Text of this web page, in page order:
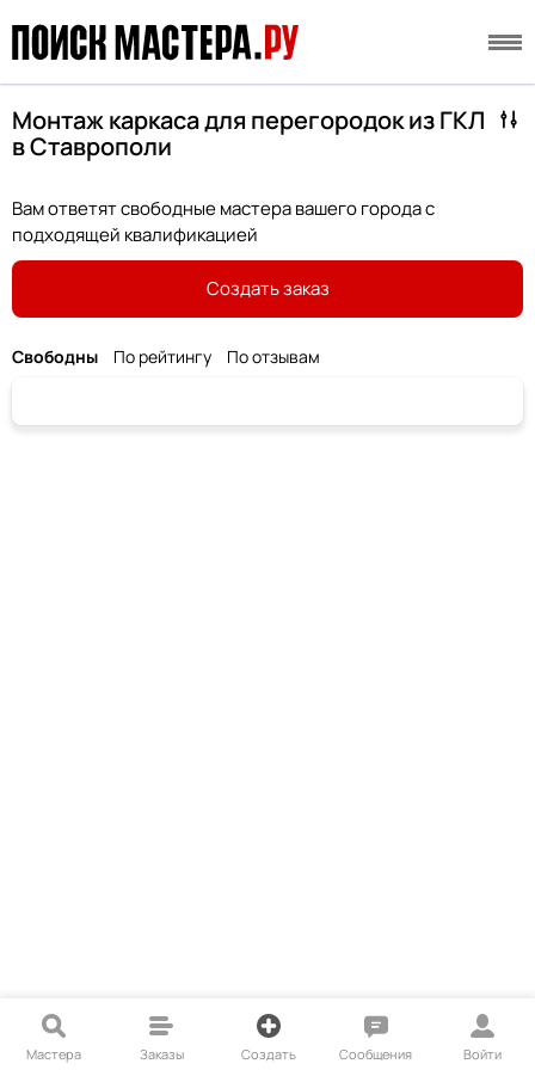
Монтаж каркаса для перегородок из ГКЛ
в Ставрополи
Вам ответят свободные мастера вашего города с
подходящей квалификацией
Создать заказ
Свободны По рейтингу По отзывам
Мастера Заказы Создать Сообщения Войти